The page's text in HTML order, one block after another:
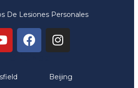
De Lesiones Personales
Beijing